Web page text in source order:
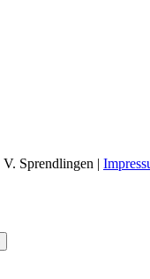
Sprendlingen |